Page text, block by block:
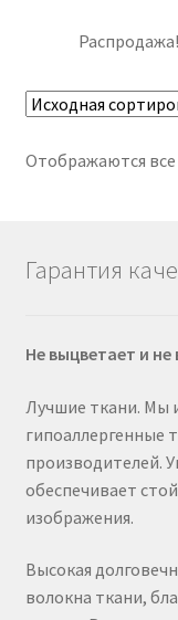
Распродажа!
Отображаются все
Гарантия
Не выцветает и
Лучшие ткани. Мы
гипоаллергенные
производителей.
обеспечивает
изображения.
Высокая
волокна ткани,